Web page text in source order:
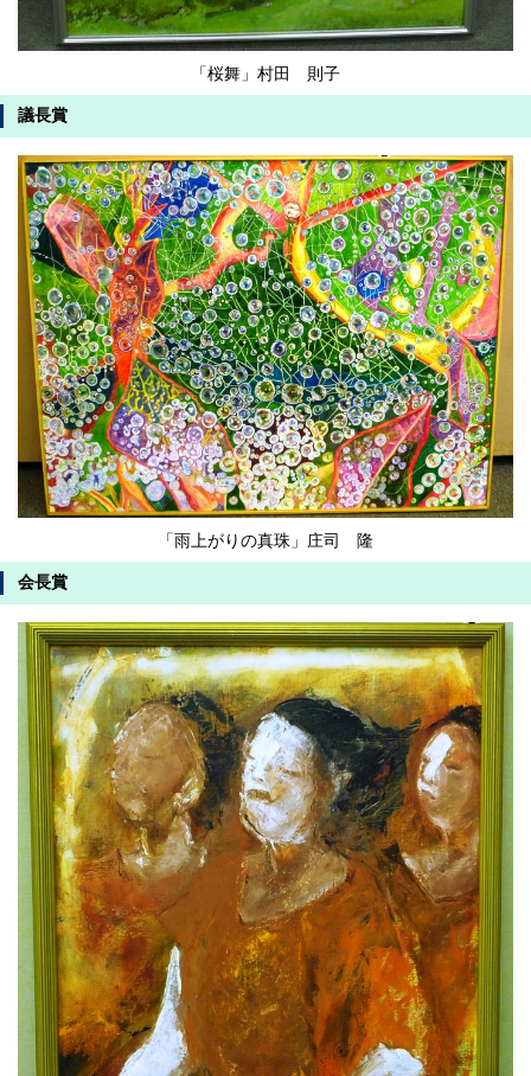
「桜舞」村田 則子
議長賞
「雨上がりの真珠」庄司 隆
会長賞